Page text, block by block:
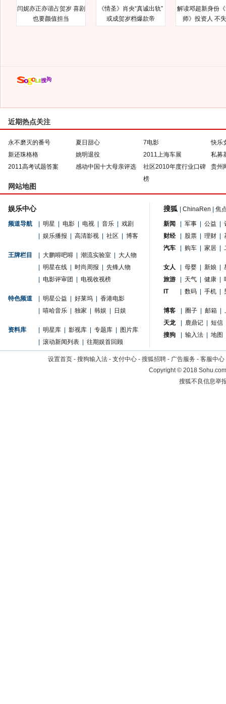
闫妮亦正亦谐占贺岁 喜剧
也要颜值担当
《情圣》肖央“真诚出轨”
或成贺岁档爆款帝
解读邓超新身份
师》投资人 不
近期热点关注
永不磨灭的番号 夏日甜心 7电影
快乐
新还珠格格
姚明退役 2011上海车展
私募
2011高考试题答案
感动中国十大母亲评选
社区2010年度行业口碑
榜
贵州
网站地图
娱乐中心
频道导航 明星 电影 电视 音乐
戏剧
娱乐播报 高清影视 社区 博客
王牌栏目 大鹏嘚吧嘚 潮流实验室
大人物
明星在线 时尚周报
先锋人物
电影评审团 电视收视榜
特色频道 明星公益 好莱坞
香港电影
嘻哈音乐 独家 韩娱 日娱
资料库 明星库 影视库 专题库
图片库
滚动新闻列表 往期娱首回顾
搜狐 ChinaRen 焦
新闻 军事 公益
财经
股票 理财
汽车
购车 家居
女人 母婴 新娘
旅游
天气 健康
IT
数码 手机
博客 圈子 邮箱
天龙
鹿鼎记
短信
搜狗
输入法 地图
设置首页 - 搜狗输入法 - 支付中心 - 搜狐招聘 - 广告服务 - 客服中心
Copyright©2018
搜狐不良信息举